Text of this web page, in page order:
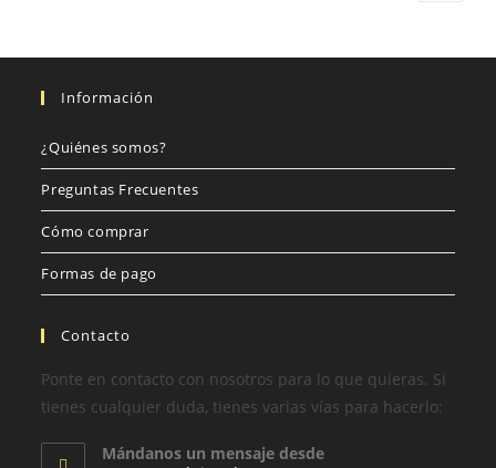
Información
¿Quiénes somos?
Preguntas Frecuentes
Cómo comprar
Formas de pago
Contacto
Ponte en contacto con nosotros para lo que quieras. Si
tienes cualquier duda, tienes varias vías para hacerlo:
Mándanos un mensaje desde